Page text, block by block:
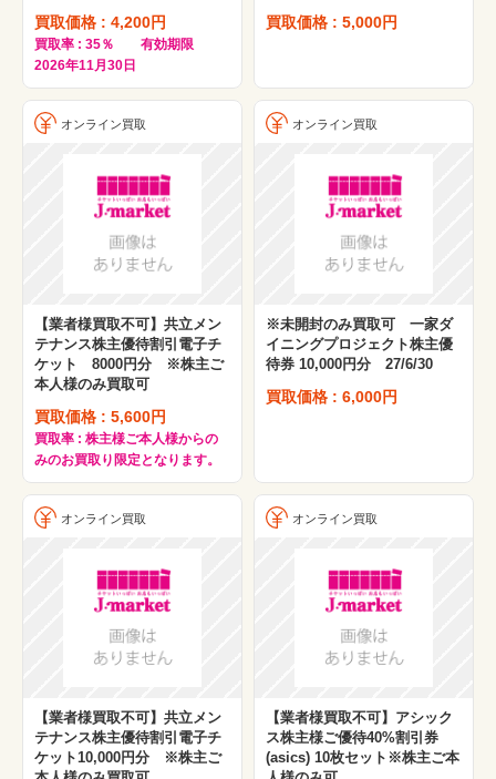
買取価格 : 4,200円
買取率 : 35％ 有効期限
2026年11月30日
買取価格 : 5,000円
オンライン買取
【業者様買取不可】共立メン
テナンス株主優待割引電子チ
ケット 8000円分 ※株主ご
本人様のみ買取可
買取価格 : 5,600円
買取率 : 株主様ご本人様からの
みのお買取り限定となります。
オンライン買取
※未開封のみ買取可 一家ダ
イニングプロジェクト株主優
待券 10,000円分 27/6/30
買取価格 : 6,000円
オンライン買取
【業者様買取不可】共立メン
テナンス株主優待割引電子チ
ケット10,000円分 ※株主ご
オンライン買取
【業者様買取不可】アシック
ス株主様ご優待40%割引券
(asics) 10枚セット※株主ご本